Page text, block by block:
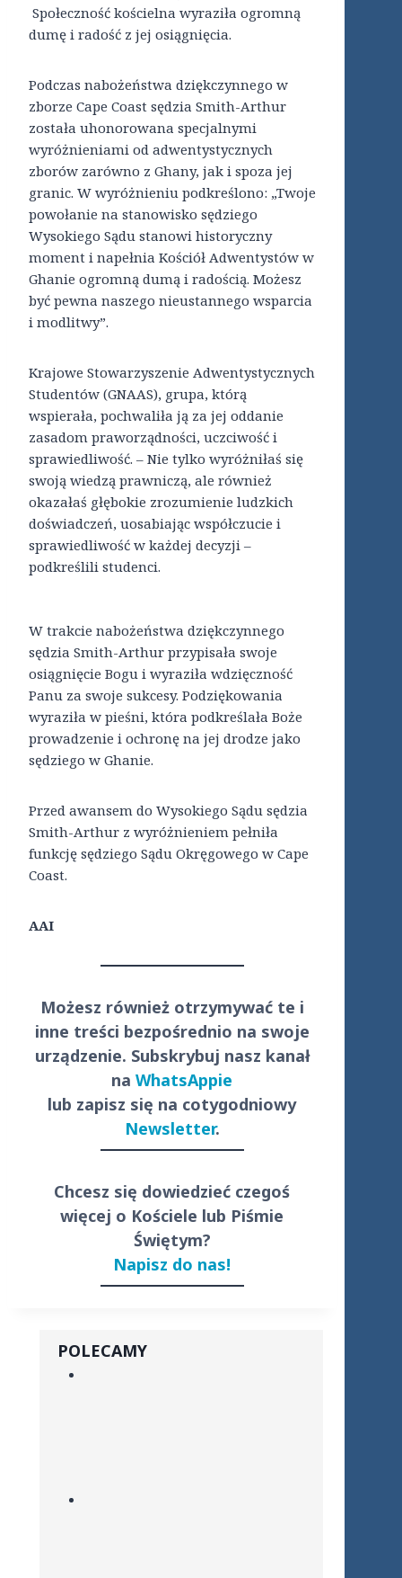
Społeczność kościelna wyraziła ogromną
dumę i radość z jej osiągnięcia.
Podczas nabożeństwa dziękczynnego w
zborze Cape Coast sędzia Smith-Arthur
została uhonorowana specjalnymi
wyróżnieniami od adwentystycznych
zborów zarówno z Ghany, jak i spoza jej
granic. W wyróżnieniu podkreślono: „Twoje
powołanie na stanowisko sędziego
Wysokiego Sądu stanowi historyczny
moment i napełnia Kościół Adwentystów w
Ghanie ogromną dumą i radością. Możesz
być pewna naszego nieustannego wsparcia
i modlitwy”.
Krajowe Stowarzyszenie Adwentystycznych
Studentów (GNAAS), grupa, którą
wspierała, pochwaliła ją za jej oddanie
zasadom praworządności, uczciwość i
sprawiedliwość. – Nie tylko wyróżniłaś się
swoją wiedzą prawniczą, ale również
okazałaś głębokie zrozumienie ludzkich
doświadczeń, uosabiając współczucie i
sprawiedliwość w każdej decyzji –
podkreślili studenci.
W trakcie nabożeństwa dziękczynnego
sędzia Smith-Arthur przypisała swoje
osiągnięcie Bogu i wyraziła wdzięczność
Panu za swoje sukcesy. Podziękowania
wyraziła w pieśni, która podkreślała Boże
prowadzenie i ochronę na jej drodze jako
sędziego w Ghanie.
Przed awansem do Wysokiego Sądu sędzia
Smith-Arthur z wyróżnieniem pełniła
funkcję sędziego Sądu Okręgowego w Cape
Coast.
AAI
Możesz również otrzymywać te i
inne treści bezpośrednio na swoje
urządzenie. Subskrybuj nasz kanał
naWhatsAppie
lub zapisz się na cotygodniowy
Newsletter.
Chcesz się dowiedzieć czegoś
więcej o Kościele lub Piśmie
Świętym?
Napisz do nas!
POLECAMY